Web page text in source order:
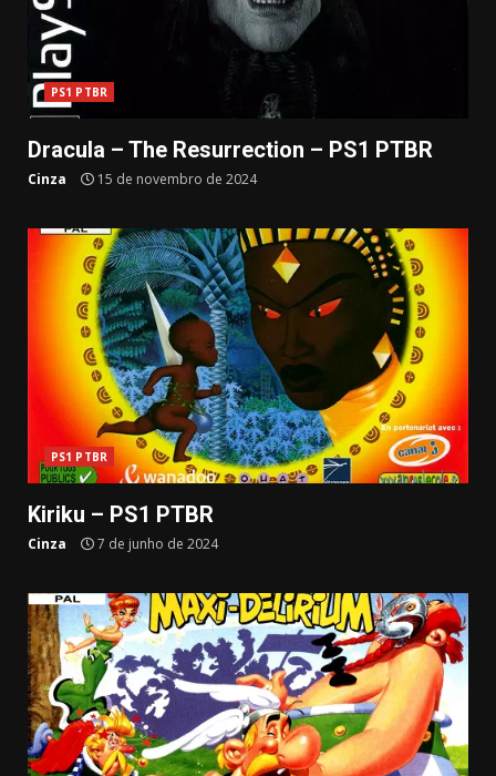
PS1 PTBR
Dracula – The Resurrection – PS1 PTBR
Cinza 15 de novembro de 2024
PS1 PTBR
Kiriku – PS1 PTBR
Cinza 7 de junho de 2024